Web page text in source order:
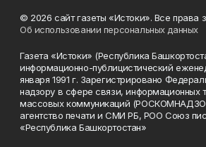
© 2026 сайт газеты «Истоки». Все права
Об использовании персональных данных
Газета «Истоки» (Республика
информационно-публицистический
января 1991 г. Зарегистрировано
надзору в сфере связи, информационных
массовых коммуникаций
агентство печати и СМИ РБ, РОО Союз
«Республика Башкортостан»